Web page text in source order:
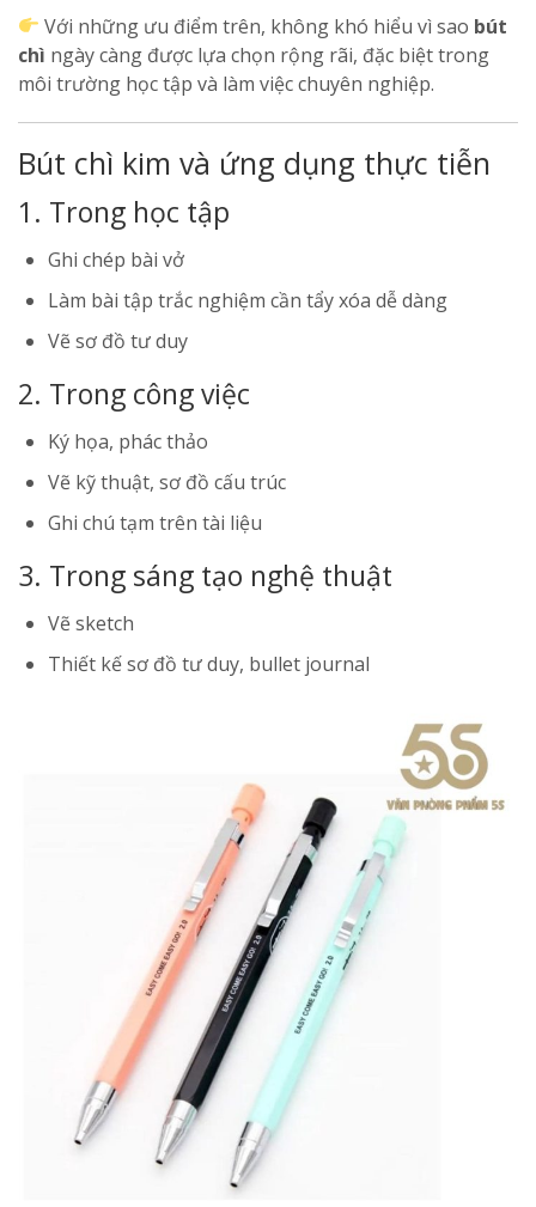
Với những ưu điểm trên, không khó hiểu vì sao bút
chì ngày càng được lựa chọn rộng rãi, đặc biệt trong
môi trường học tập và làm việc chuyên nghiệp.
Bút chì kim và ứng dụng thực tiễn
1. Trong học tập
Ghi chép bài vở
Làm bài tập trắc nghiệm cần tẩy xóa dễ dàng
Vẽ sơ đồ tư duy
2. Trong công việc
Ký họa, phác thảo
Vẽ kỹ thuật, sơ đồ cấu trúc
Ghi chú tạm trên tài liệu
3. Trong sáng tạo nghệ thuật
Vẽ sketch
Thiết kế sơ đồ tư duy, bullet journal